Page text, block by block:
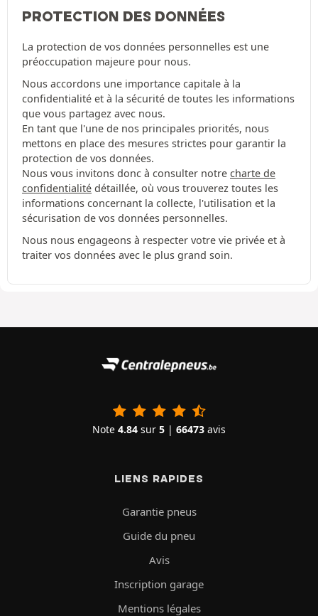
PROTECTION DES DONNÉES
La protection de vos données personnelles est une
préoccupation majeure pour nous.
Nous accordons une importance capitale à la
confidentialité et à la sécurité de toutes les informations
que vous partagez avec nous.
En tant que l'une de nos principales priorités, nous
mettons en place des mesures strictes pour garantir la
protection de vos données.
Nous vous invitons donc à consulter notre charte de
confidentialité détaillée, où vous trouverez toutes les
informations concernant la collecte, l'utilisation et la
sécurisation de vos données personnelles.
Nous nous engageons à respecter votre vie privée et à
traiter vos données avec le plus grand soin.
Note 4.84 sur 5 | 66473 avis
LIENS RAPIDES
Garantie pneus
Guide du pneu
Avis
Inscription garage
Mentions légales